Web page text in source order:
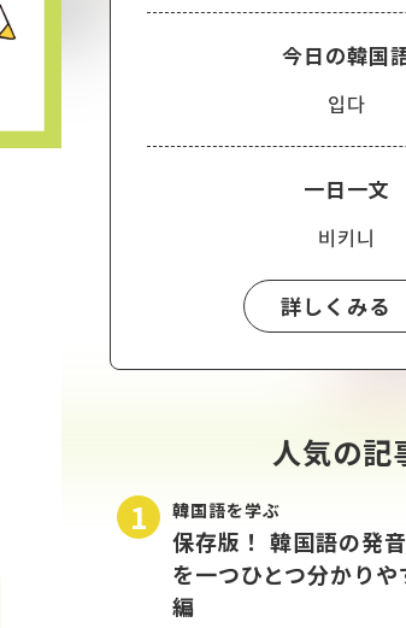
今日の韓国
입다
一日一文
비키니
詳しくみる
人気の記
韓国語を学ぶ
保存版！ 韓国語の発
を一つひとつ分かり
編